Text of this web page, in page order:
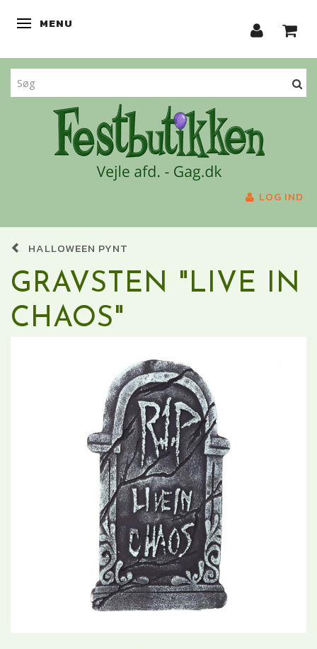
SKIFTE NAVIGATION
MENU
LOG IND
HALLOWEEN PYNT
GRAVSTEN "LIVE IN
CHAOS"